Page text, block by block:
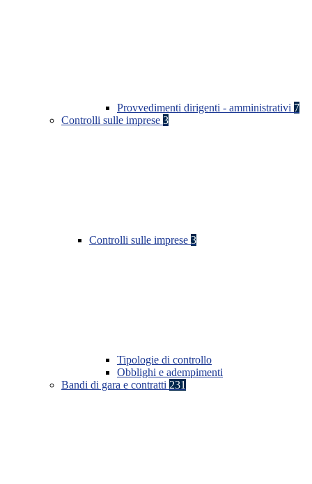
Provvedimenti dirigenti - amministrativi 7
Controlli sulle imprese 3
Controlli sulle imprese 3
Tipologie di controllo
Obblighi e adempimenti
Bandi di gara e contratti 231